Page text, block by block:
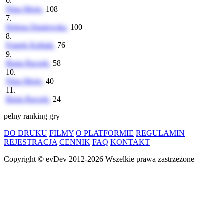
Nina Moris 108
7.
Helena Duniewska 100
8.
Franek Kubiak 76
9.
Basia Raczek 58
10.
Nina Moris 40
11.
Basia Raczek 24
pełny ranking gry
DO DRUKU FILMY O PLATFORMIE REGULAMIN
REJESTRACJA CENNIK FAQ KONTAKT
Copyright © evDev 2012-2026 Wszelkie prawa zastrzeżone